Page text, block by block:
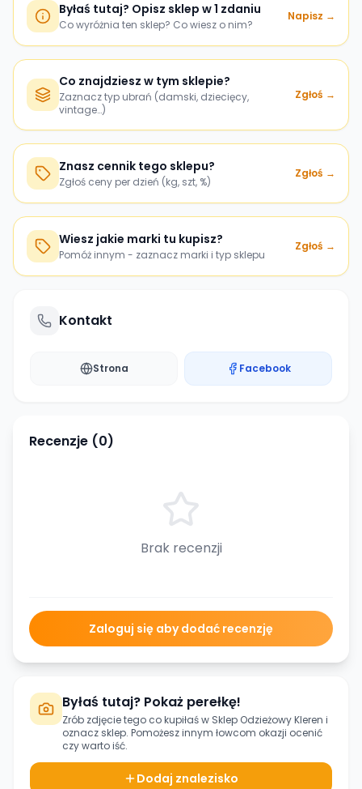
Byłaś tutaj? Opisz sklep w 1 zdaniu
Co wyróżnia ten sklep? Co wiesz o nim?
Napisz →
Co znajdziesz w tym sklepie?
Zaznacz typ ubrań (damski, dziecięcy,
vintage…)
Zgłoś →
Znasz cennik tego sklepu?
Zgłoś ceny per dzień (kg, szt, %)
Zgłoś →
Wiesz jakie marki tu kupisz?
Pomóż innym - zaznacz marki i typ sklepu
Zgłoś →
Kontakt
Strona Facebook
Recenzje (0)
Brak recenzji
Zaloguj się aby dodać recenzję
Byłaś tutaj? Pokaż perełkę!
Zrób zdjęcie tego co kupiłaś w Sklep Odzieżowy Kleren i
oznacz sklep. Pomożesz innym łowcom okazji ocenić
czy warto iść.
Dodaj znalezisko